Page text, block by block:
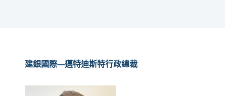
建銀國際—邁特迪斯特行政總裁